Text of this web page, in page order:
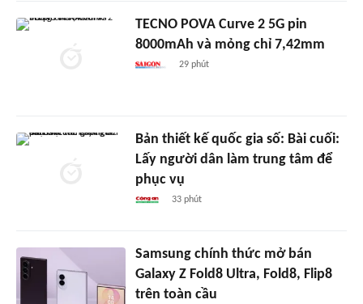
TECNO POVA Curve 2 5G pin
8000mAh và mỏng chỉ 7,42mm
29 phút
Bản thiết kế quốc gia số: Bài cuối:
Lấy người dân làm trung tâm để
phục vụ
33 phút
Samsung chính thức mở bán
Galaxy Z Fold8 Ultra, Fold8, Flip8
trên toàn cầu